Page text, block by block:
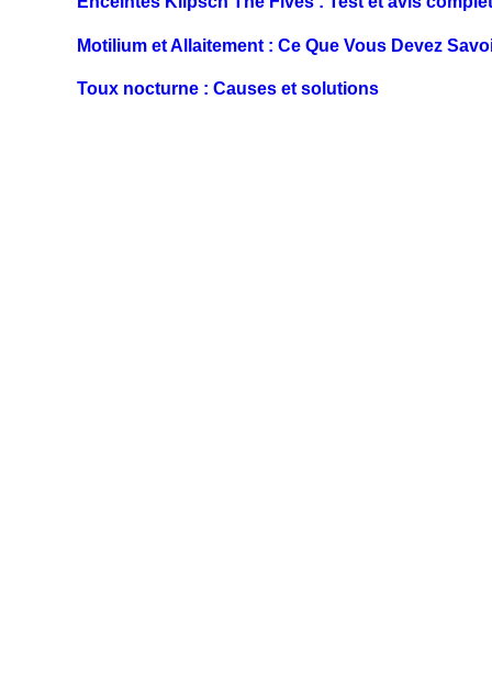
Motilium et Allaitement : Ce Que Vous Devez
Toux nocturne : Causes et solutions